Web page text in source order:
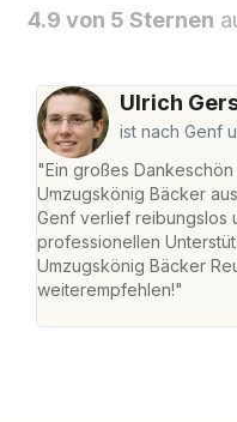
4.9 von 5 Sternen
Ulrich
ist nach Genf
"Ein großes
Umzugskönig Bäcker
Genf verlief reibungslos
professionellen
Umzugskönig Bäcker
weiterempfehlen!"